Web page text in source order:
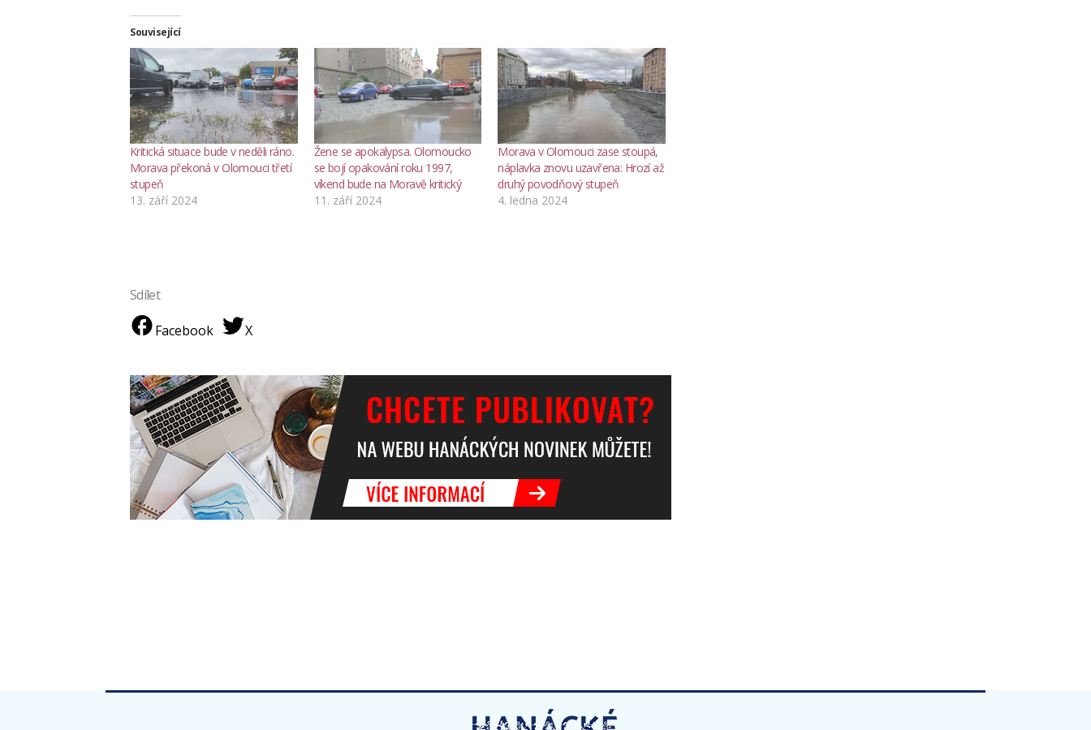
Související
Kritická situace bude v neděli ráno.
Morava překoná v Olomouci třetí
stupeň
13. září 2024
Žene se apokalypsa. Olomoucko
se bojí opakování roku 1997,
víkend bude na Moravě kritický
11. září 2024
Morava v Olomouci zase stoupá,
náplavka znovu uzavřena: Hrozí až
druhý povodňový stupeň
4. ledna 2024
Sdílet
Facebook
X